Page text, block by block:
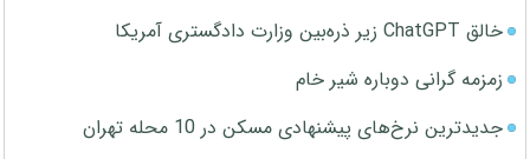
خالق ChatGPT زیر ذره‌بین وزارت دادگستری آمریکا
زمزمه گرانی دوباره شیر خام
جدیدترین نرخ‌های پیشنهادی مسکن در 10 محله تهران